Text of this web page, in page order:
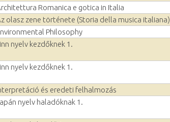
Romanica e gotica in Italia
olasz zene története (Storia della musica italiana)
Philosophy
nyelv kezdőknek 1.
nyelv kezdőknek 1.
és eredeti felhalmozás
nyelv haladóknak 1.